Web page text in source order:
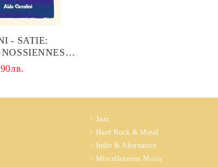
- SATIE:
Jazz
Hard Rock & Metal
Indie & Alternative
Miscellaneous Music